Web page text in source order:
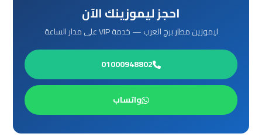
احجز ليموزينك الآن
ليموزين مطار برج العرب — خدمة VIP على مدار الساعة
01000948802
واتساب
القاهرة
للاسكندرية
ليموزين
من